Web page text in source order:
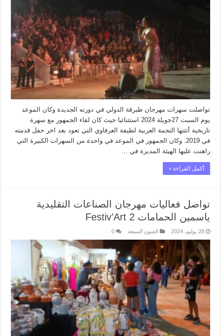
تواصلت سهرات مهرجان طبرقة الدولي في دورته الجديدة وكان الموعد
يوم السبت 27جويلة 2024 استثنائيا حيث كان لقاء الجمهور مع سهرة
تاريخية أثثتها النجمة العربية لطيفة العرفاوي التي تعود بعد اخر حفل قدمته
في 2019. وكان الجمهور في الموعد في واحدة من السهرات الكبيرة التي
راهنت عليها الهيئة المديرة في …
أكمل القراءة »
تواصل فعاليات مهرجان الصناعات التقليدية
ياسمين الحمامات Festiv’Art 2
28 يوليو، 2024 الفنون السبعة 0